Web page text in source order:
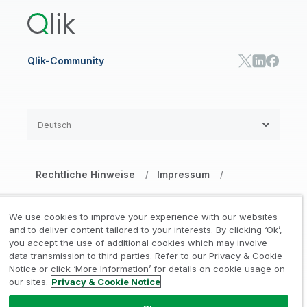
Qlik-Community
Rechtliche Hinweise / Impressum /
Marken / Vertrauen /
Nutzungsbedingungen Website /
Meine Daten nicht weitergeben
Deutsch
We use cookies to improve your experience with our websites
and to deliver content tailored to your interests. By clicking ‘Ok’,
you accept the use of additional cookies which may involve
data transmission to third parties. Refer to our Privacy & Cookie
Notice or click ‘More Information’ for details on cookie usage on
our sites. Privacy & Cookie Notice